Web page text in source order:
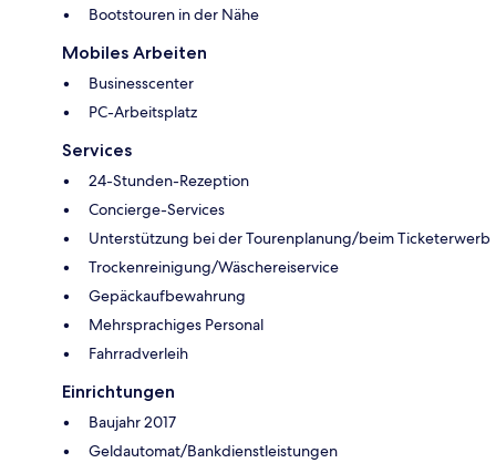
Bootstouren in der Nähe
Mobiles Arbeiten
Businesscenter
PC-Arbeitsplatz
Services
24-Stunden-Rezeption
Concierge-Services
Unterstützung bei der Tourenplanung/beim Ticketerwerb
Trockenreinigung/Wäschereiservice
Gepäckaufbewahrung
Mehrsprachiges Personal
Fahrradverleih
Einrichtungen
Baujahr 2017
Geldautomat/Bankdienstleistungen